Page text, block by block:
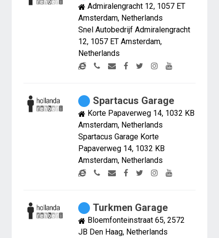
Admiralengracht 12, 1057 ET
Amsterdam, Netherlands
Snel Autobedrijf Admiralengracht
12, 1057 ET Amsterdam,
Netherlands
Spartacus Garage
Korte Papaverweg 14, 1032 KB
Amsterdam, Netherlands
Spartacus Garage Korte
Papaverweg 14, 1032 KB
Amsterdam, Netherlands
Turkmen Garage
Bloemfonteinstraat 65, 2572
JB Den Haag, Netherlands